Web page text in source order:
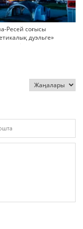
Ресей соғысы
дуэльге»
кетті